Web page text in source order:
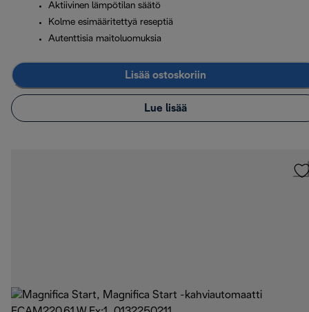
Aktiivinen lämpötilan säätö
Kolme esimääritettyä reseptiä
Autenttisia maitoluomuksia
Lisää ostoskoriin
Lue lisää